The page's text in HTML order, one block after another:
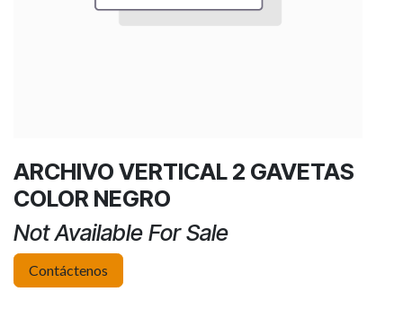
ARCHIVO VERTICAL 2 GAVETAS
COLOR NEGRO
Not Available For Sale
Contáctenos